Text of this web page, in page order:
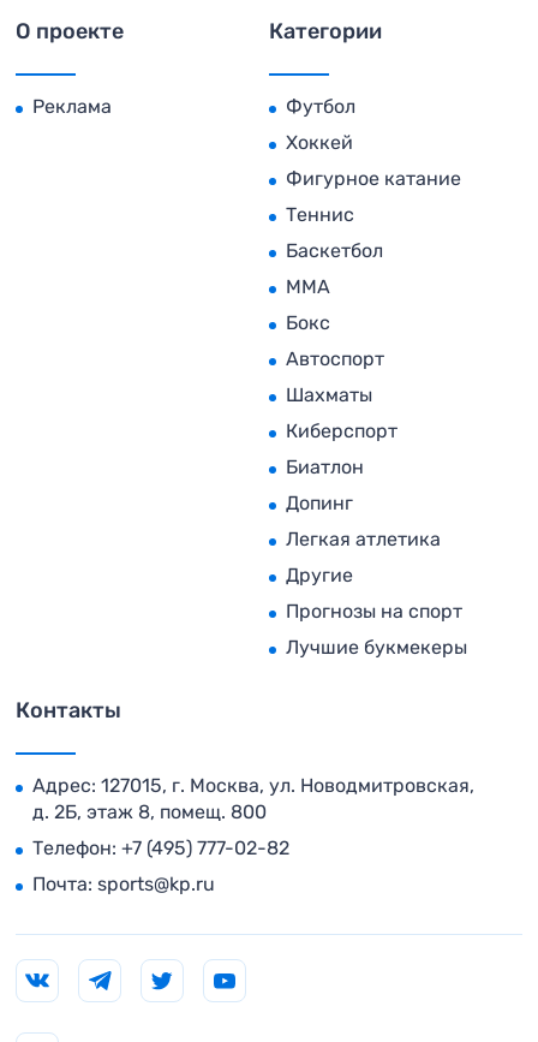
О проекте
Реклама
Категории
Футбол
Хоккей
Фигурное катание
Теннис
Баскетбол
MMA
Бокс
Автоспорт
Шахматы
Киберспорт
Биатлон
Допинг
Легкая атлетика
Другие
Прогнозы на спорт
Лучшие букмекеры
Контакты
Адрес: 127015, г. Москва, ул. Новодмитровская,
д. 2Б, этаж 8, помещ. 800
Телефон: +7 (495) 777-02-82
Почта: sports@kp.ru